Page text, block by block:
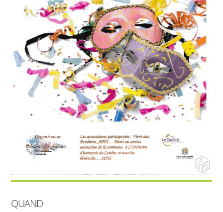
QUAND